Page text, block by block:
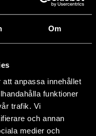
Om
anpassa innehållet
funktioner
trafik. Vi
och annan
medier och